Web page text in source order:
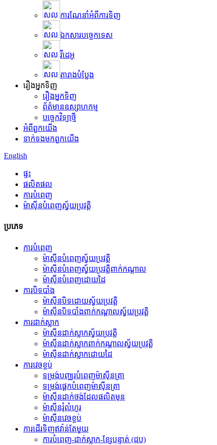
ការណែនាំអំពីការទិញ
ឯកសារបច្ចេកទេស
វីដេអូ
តារាងបំប្លែង
រឿងអ្នកទិញ
រឿងអ្នកទិញ
ព័ត៌មានឧស្សាហកម្ម
បច្ចេកវិទ្យា​ថ្មី
អំពី​ពួក​យើង
ទាក់ទង​មក​ពួក​យើង
English
ផ្ទះ
ផលិតផល
ការ​បំពេញ
ម៉ាស៊ីនបំពេញស្វ័យប្រវត្តិ
ប្រភេទ
ការ​បំពេញ
ម៉ាស៊ីនបំពេញស្វ័យប្រវត្តិ
ម៉ាស៊ីនបំពេញស្វ័យប្រវត្តិពាក់កណ្តាល
ម៉ាស៊ីនបំពេញដោយដៃ
ការបិទបាំង
ម៉ាស៊ីនបិទដោយស្វ័យប្រវត្តិ
ម៉ាស៊ីនបិទបាំងពាក់កណ្តាលស្វ័យប្រវត្តិ
ការដាក់ស្លាក
ម៉ាស៊ីនដាក់ស្លាកស្វ័យប្រវត្តិ
ម៉ាស៊ីនដាក់ស្លាកពាក់កណ្តាលស្វ័យប្រវត្តិ
ម៉ាស៊ីនដាក់ស្លាកដោយដៃ
ការវេចខ្ចប់
ទម្រង់បញ្ឈរបំពេញម៉ាស៊ីនត្រា
ទម្រង់ផ្ដេកបំពេញម៉ាស៊ីនត្រា
ម៉ាស៊ីន​ដាក់​ថង់​ដែល​ផលិត​មុន​
ម៉ាស៊ីនរុំលំហូរ
ម៉ាស៊ីនវេចខ្ចប់
ការដើរទិញឥវ៉ាន់តែមួយ
ការបំពេញ-ដាក់ស្លាក-ខ្សែបន្ទាត់ (ដប)